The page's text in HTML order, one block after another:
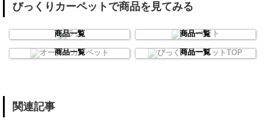
びっくりカーペットで商品を見てみる
商品一覧
商品一覧
商品一覧
商品一覧
関連記事